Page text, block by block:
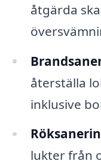
åtgärda
återställa
inklusive
lukter från